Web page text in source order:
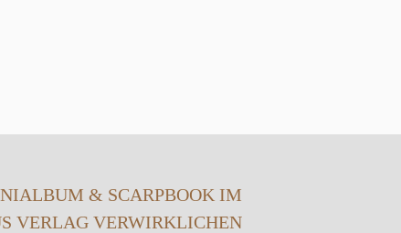
& SCARPBOOK IM
VERLAG VERWIRKLICHEN